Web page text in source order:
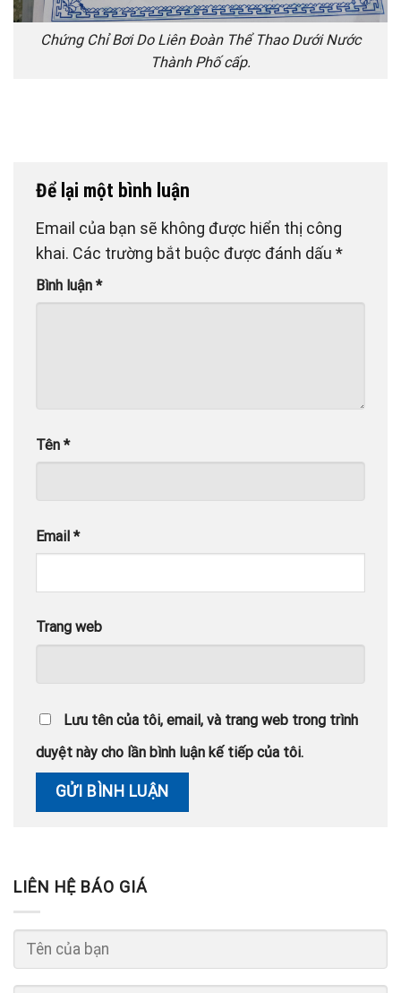
Chứng Chỉ Bơi Do Liên Đoàn Thể Thao Dưới Nước
Thành Phố cấp.
Để lại một bình luận
Email của bạn sẽ không được hiển thị công
khai. Các trường bắt buộc được đánh dấu *
Bình luận *
Tên *
Email *
Trang web
Lưu tên của tôi, email, và trang web trong trình
duyệt này cho lần bình luận kế tiếp của tôi.
LIÊN HỆ BÁO GIÁ